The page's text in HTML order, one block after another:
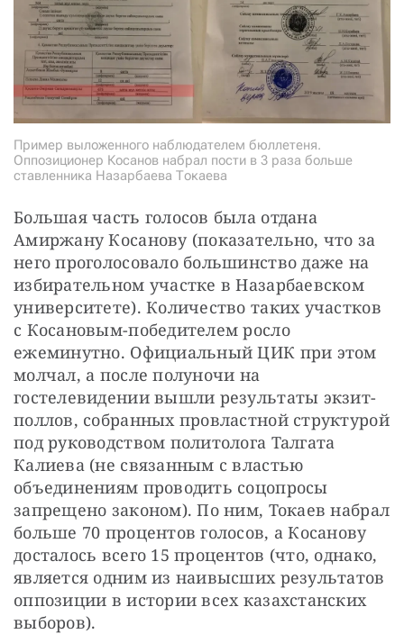
Пример выложенного наблюдателем бюллетеня.
Оппозиционер Косанов набрал пости в 3 раза больше
ставленника Назарбаева Токаева
Большая часть голосов была отдана
Амиржану Косанову (показательно, что за
него проголосовало большинство даже на
избирательном участке в Назарбаевском
университете). Количество таких участков
с Косановым-победителем росло
ежеминутно. Официальный ЦИК при этом
молчал, а после полуночи на
гостелевидении вышли результаты экзит-
поллов, собранных провластной структурой
под руководством политолога Талгата
Калиева (не связанным с властью
объединениям проводить соцопросы
запрещено законом). По ним, Токаев набрал
больше 70 процентов голосов, а Косанову
досталось всего 15 процентов (что, однако,
является одним из наивысших результатов
оппозиции в истории всех казахстанских
выборов).